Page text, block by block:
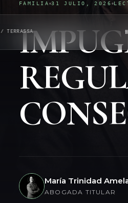
TERRASSA
FAMILIA 31 JULIO, 2026
María Trinidad
ABOGADA TITULAR